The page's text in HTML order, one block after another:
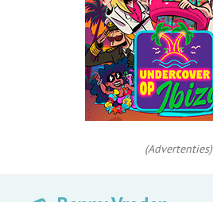
(Advertenties)